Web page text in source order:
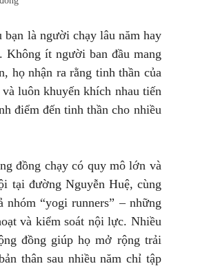
là người chạy lâu năm hay
ít người ban đầu mang
họ nhận ra rằng tinh thần của
luôn khuyến khích nhau tiến
điểm đến tinh thần cho nhiều
đồng chạy có quy mô lớn và
tại đường Nguyễn Huệ, cùng
“yogi runners” – những
và kiểm soát nội lực. Nhiều
đồng giúp họ mở rộng trải
thân sau nhiều năm chỉ tập